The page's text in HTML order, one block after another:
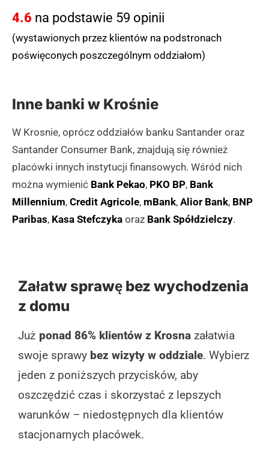
dostępnością dla osób z psami asystującymi, a
dotrzeć do niego można zarówno komunikacją
miejską, jak i samochodem, korzystając z miejsc
4.6 na podstawie 59 opinii
(wystawionych przez klientów na podstronach
poświęconych poszczególnym oddziałom)
Inne banki w Krośnie
W Krosnie, oprócz oddziałów banku Santander oraz
Santander Consumer Bank, znajdują się również
placówki innych instytucji finansowych. Wśród nich
można wymienić Bank Pekao, PKO BP, Bank
Millennium, Credit Agricole, mBank, Alior Bank, BNP
Paribas, Kasa Stefczyka oraz Bank Spółdzielczy.
Załatw sprawę bez wychodzenia
z domu
Już ponad 86% klientów z Krosna załatwia
swoje sprawy bez wizyty w oddziale. Wybierz
jeden z poniższych przycisków, aby
oszczędzić czas i skorzystać z lepszych
warunków – niedostępnych dla klientów
stacjonarnych placówek.